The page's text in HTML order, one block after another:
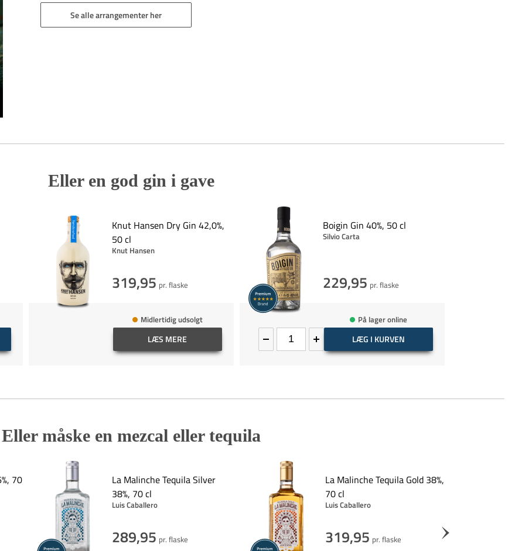
Se alle arrangementer her
Eller en god gin i gave
Knut Hansen Dry Gin 42,0%,
50 cl
Knut Hansen
319,95 pr. flaske
Midlertidig udsolgt
LÆS MERE
Boigin Gin 40%, 50 cl
Silvio Carta
229,95 pr. flaske
På lager online
LÆG I KURVEN
Eller måske en mezcal eller tequila
70
La Malinche Tequila Silver
38%, 70 cl
Luis Caballero
289,95 pr. flaske
La Malinche Tequila Gold 38%,
70 cl
Luis Caballero
319,95 pr. flaske